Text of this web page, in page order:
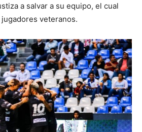
a salvar a su equipo, el cual
veteranos.